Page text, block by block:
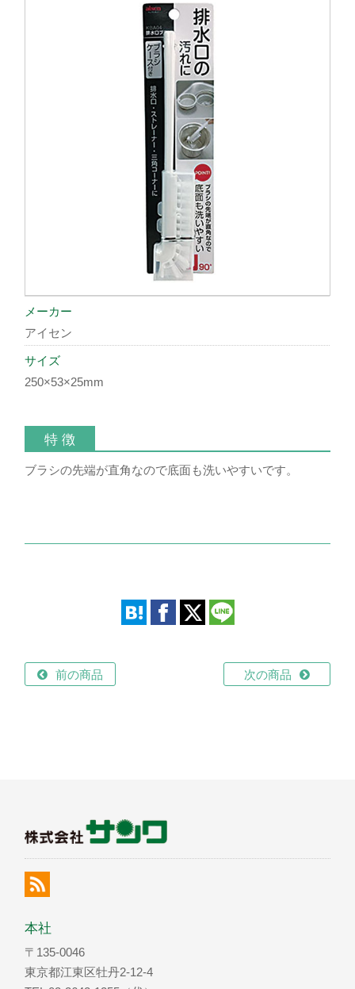
メーカー
アイセン
サイズ
250×53×25mm
特 徴
ブラシの先端が直角なので底面も洗いやすいです。
前の商品 次の商品
本社
〒135-0046
東京都江東区牡丹2-12-4